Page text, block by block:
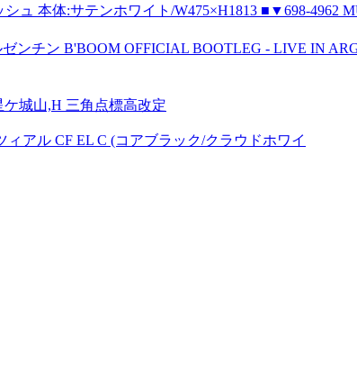
本体:サテンホワイト/W475×H1813 ■▼698-4962
ンチン B'BOOM OFFICIAL BOOTLEG - LIVE IN
城山,H 三角点標高改定
アル CF EL C (コアブラック/クラウドホワイ